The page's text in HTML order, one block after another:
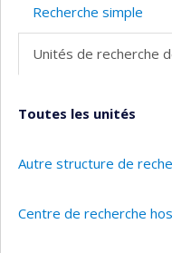
Recherche simple
Unités de recherche
Toutes les unités
Autre structure de
Centre de recherche